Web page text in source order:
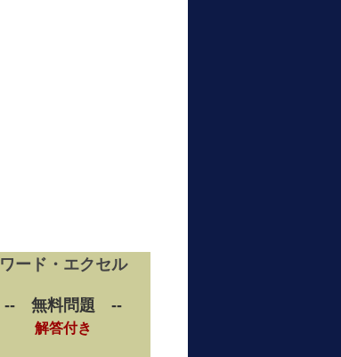
ワード・エクセル
-- 無料問題 --
解答付き